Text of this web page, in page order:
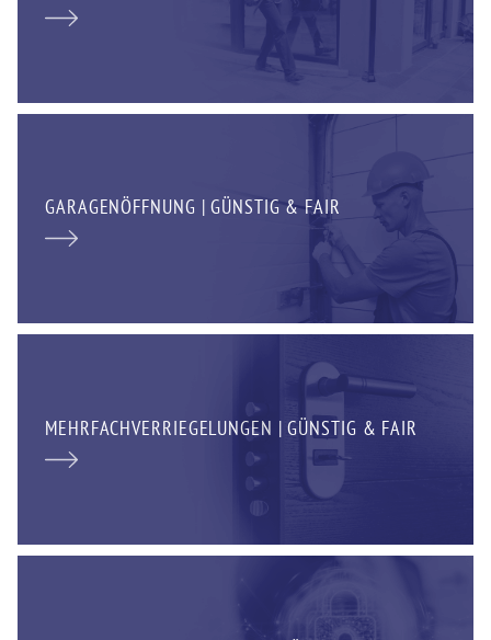
GARAGENÖFFNUNG | GÜNSTIG & FAIR
MEHRFACHVERRIEGELUNGEN | GÜNSTIG & FAIR